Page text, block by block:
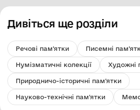
Дивіться ще розділи
Речові пам'ятки Писемні
Нумізматичні колекції Художні
Природничо-історичні пам'ятки
Науково-технічні пам'ятки